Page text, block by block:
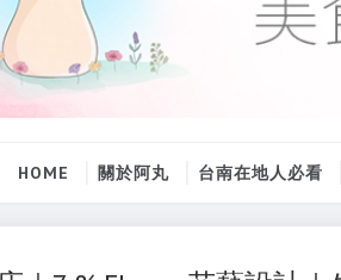
HOME 關於阿丸 台南在地人必看